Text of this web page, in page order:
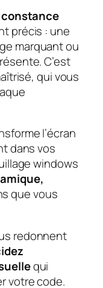
constance
précis : une
marquant ou
C’est
qui vous
l’écran
dans vos
windows
que vous
redonnent
qui
votre code.